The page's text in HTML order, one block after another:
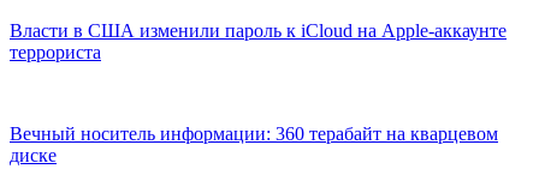
Власти в США изменили пароль к iCloud на Apple-аккаунте
террориста
Вечный носитель информации: 360 терабайт на кварцевом
диске